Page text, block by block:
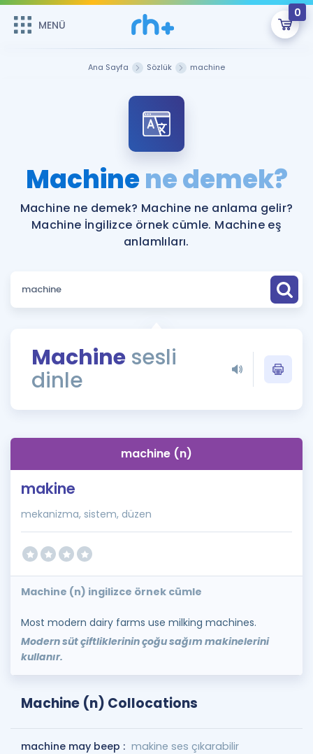
MENÜ
0
ÜYE DEĞİLİM
Sepetin Şu An Boş.
Remzi Hoca ile seni sınava hazırlayacak onlarca eğitim seni
bekliyor!
MENÜ
Faydalı Araçlar
Sözlük
Rehberlik Aracı
ÖSYM Sınav Takvimi
İngilizce Gramer
Hakkımızda
Ana Sayfa Sözlük machine
Machinene demek?
Machine ne demek? Machine ne anlama gelir?
Machine İngilizce örnek cümle. Machine eş
anlamlıları.
Machine sesli
dinle
machine (n)
makine
mekanizma, sistem, düzen
Machine (n) ingilizce örnek cümle
Most modern dairy farms use milking machines.
Modern süt çiftliklerinin çoğu sağım makinelerini
kullanır.
Machine (n) Collocations
machine may beep : makine ses çıkarabilir